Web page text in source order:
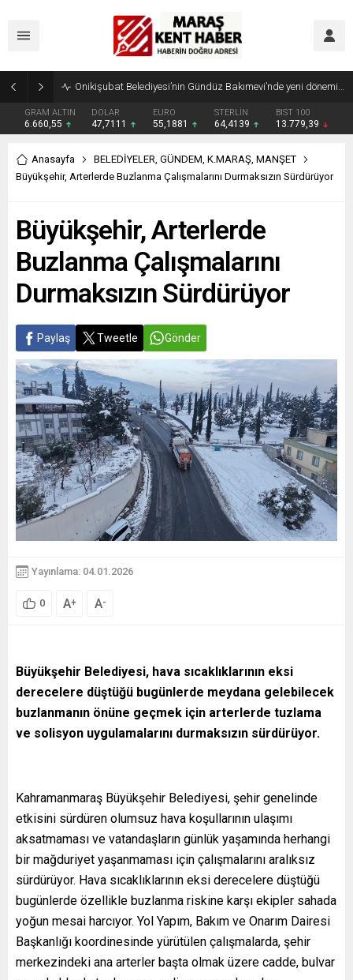
GRAM ALTIN
6.660,55
DOLAR
47,7111
EURO
55,1881
STERLİN
64,4139
BIST 100
13.779,39
Anasayfa BELEDİYELER, GÜNDEM, K.MARAŞ, MANŞET
Büyükşehir, Arterlerde Buzlanma Çalışmalarını Durmaksızın Sürdürüyor
Büyükşehir, Arterlerde
Buzlanma Çalışmalarını
Durmaksızın Sürdürüyor
Paylaş Tweetle Gönder
Yayınlama: 04.01.2026
0 A+ A-
Büyükşehir Belediyesi, hava sıcaklıklarının eksi
derecelere düştüğü bugünlerde meydana gelebilecek
buzlanmanın önüne geçmek için arterlerde tuzlama
ve solisyon uygulamalarını durmaksızın sürdürüyor.
Kahramanmaraş Büyükşehir Belediyesi, şehir genelinde
etkisini sürdüren olumsuz hava koşullarının ulaşımı
aksatmaması ve vatandaşların günlük yaşamında herhangi
bir mağduriyet yaşanmaması için çalışmalarını aralıksız
sürdürüyor. Hava sıcaklıklarının eksi derecelere düştüğü
bugünlerde özellikle buzlanma riskine karşı ekipler sahada
yoğun mesai harcıyor. Yol Yapım, Bakım ve Onarım Dairesi
Başkanlığı koordinesinde yürütülen çalışmalarda, şehir
merkezindeki ana arterler başta olmak üzere cadde, bulvar